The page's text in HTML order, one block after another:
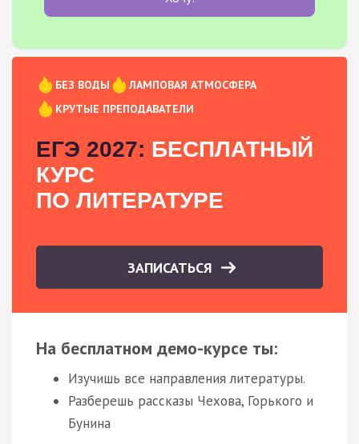
БЕЗ ВОДЫ
ЛАМПОВАЯ АТМОСФЕРА
КРУТЫЕ ПРЕПОДАВАТЕЛИ
ЕГЭ 2027: БЕСПЛАТНЫЙ
КУРС
ПО ЛИТЕРАТУРЕ
ЗАПИСАТЬСЯ
На бесплатном демо-курсе ты:
Изучишь все направления литературы.
Разберешь рассказы Чехова, Горького и
Бунина